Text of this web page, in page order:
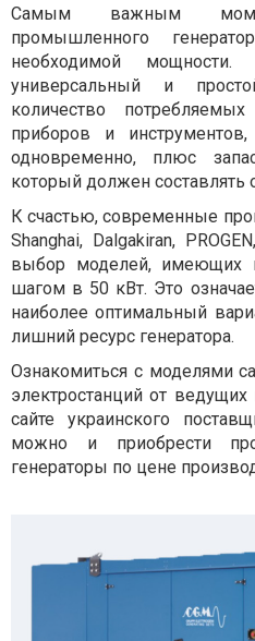
Самым важным
промышленного
необходимой
универсальный и
количество
приборов и
одновременно, плюс
который должен составлять
К счастью, современные
Shanghai, Dalgakiran,
выбор моделей, имеющих
шагом в 50 кВт. Это
наиболее оптимальный
лишний ресурс генератора.
Ознакомиться с моделями
электростанций от
сайте украинского
можно и приобрести
генераторы по цене